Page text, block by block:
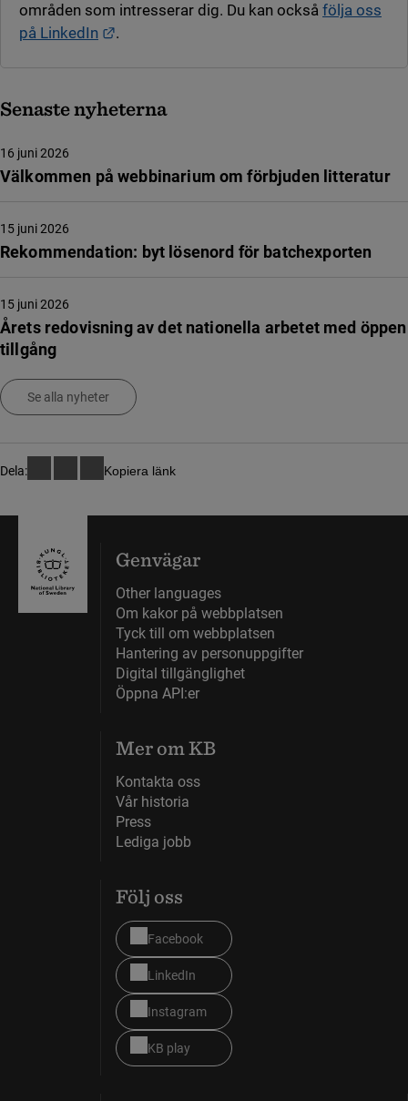
områden som intresserar dig. Du kan också följa oss
på LinkedIn
Länk till annan webbplats.
.
Senaste nyheterna
Välkommen på webbinarium om förbjuden litteratur
16 juni 2026
Rekommendation: byt lösenord för batchexporten
15 juni 2026
Årets redovisning av det nationella arbetet med öppen
tillgång
15 juni 2026
Se alla nyheter
Dela: Kopiera länk
Genvägar
Other languages
Om kakor på webbplatsen
Tyck till om webbplatsen
Hantering av personuppgifter
Digital tillgänglighet
Öppna API:er
Mer om KB
Kontakta oss
Vår historia
Press
Lediga jobb
Följ oss
Facebook
LinkedIn
Instagram
KB play